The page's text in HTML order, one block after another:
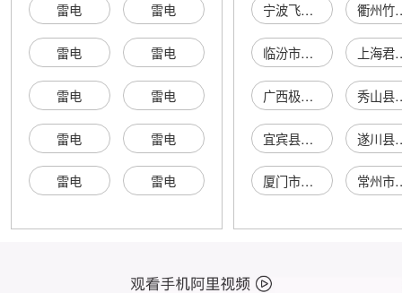
雷电 雷电
雷电 雷电
雷电 雷电
雷电 雷电
雷电 雷电
宁波飞润海洋生物科技股份有限公司 衢州竹
临汾市尧都区友梅餐饮店 上海君
广西极湾商贸有限公司 秀山县千
宜宾县林鑫纺织品有限公司 遂川县天
厦门市新科海电脑有限公司电子城经营部 常州市九玖